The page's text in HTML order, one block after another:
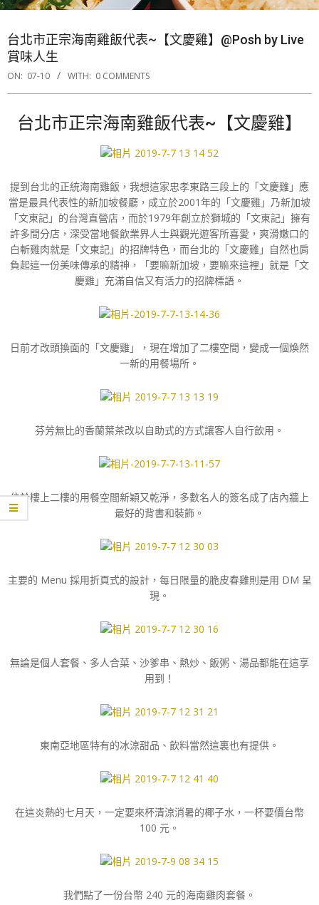
台北市正宗海南雞飯代表~【文慶雞】@Posh by Live
賞味人生
ON: 07-10 WITH: 0 COMMENTS
台北市正宗海南雞飯代表~【文慶雞】
提到台北的正統海南雞飯，我想這家忠孝東路三段上的「文慶雞」應
當是最具代表性的新加坡餐廳，成立於2001年的「文慶雞」乃新加坡
「文東記」的台灣直營店，而於1979年創立於獅城的「文東記」擁有
許多間分店，深受當地餐飲業界人士與觀光遊客所喜愛，爽滑嫩口的
白斬雞肉就是「文東記」的招牌特色，而台北的「文慶雞」自然也肩
負起這一份美味傳承的精神，「要嘛新加坡，要嘛來這裡」就是「文
慶雞」充滿自信又有活力的招牌標語。
日前才改頭換面的「文慶雞」，現在增加了二樓空間，變成一個煥然
一新的用餐場所。
芬芳無比的香蘭葉茶改以自助式的方式讓客人自行飲用。
位於樓上二樓的用餐空間新穎又乾淨，多數名人的簽名成了店內牆上
最好的背書和裝飾。
主要的 Menu 採用折頁式的設計，每日限量的脆皮春雞則是用 DM 呈
現。
無論是個人套餐、多人合菜、沙爹串、熱炒、飯粥、湯品都能在這享
用到！
東南亞地區特有的冰涼甜品、飲料當然這裏也有提供。
在這炎熱的七月天，一定要來杯清涼消暑的椰子水，一杯要價台幣
100 元。
我們點了一份台幣 240 元的海南雞肉套餐。